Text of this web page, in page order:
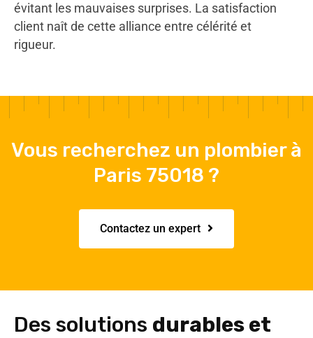
évitant les mauvaises surprises. La satisfaction
client naît de cette alliance entre célérité et
rigueur.
Vous recherchez un plombier à
Paris 75018 ?
Contactez un expert
Des solutions durables et